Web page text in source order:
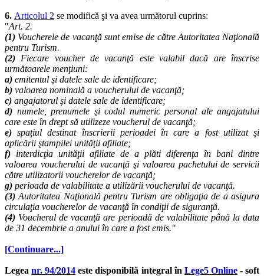
6. Articolul 2 se modifică şi va avea următorul cuprins:
"Art. 2.
(1) Voucherele de vacanţă sunt emise de către Autoritatea Naţională
pentru Turism.
(2) Fiecare voucher de vacanţă este valabil dacă are înscrise
următoarele menţiuni:
a) emitentul şi datele sale de identificare;
b) valoarea nominală a voucherului de vacanţă;
c) angajatorul şi datele sale de identificare;
d) numele, prenumele şi codul numeric personal ale angajatului
care este în drept să utilizeze voucherul de vacanţă;
e) spaţiul destinat înscrierii perioadei în care a fost utilizat şi
aplicării ştampilei unităţii afiliate;
f) interdicţia unităţii afiliate de a plăti diferenţa în bani dintre
valoarea voucherului de vacanţă şi valoarea pachetului de servicii
către utilizatorii voucherelor de vacanţă;
g) perioada de valabilitate a utilizării voucherului de vacanţă.
(3) Autoritatea Naţională pentru Turism are obligaţia de a asigura
circulaţia voucherelor de vacanţă în condiţii de siguranţă.
(4) Voucherul de vacanţă are perioadă de valabilitate până la data
de 31 decembrie a anului în care a fost emis."
[Continuare...]
Legeanr. 94/2014 este disponibilă integral în Lege5 Online- soft